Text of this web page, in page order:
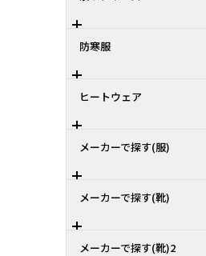
防寒服
ヒートウェア
メーカーで探す(服)
メーカーで探す(靴)
メーカーで探す(靴)2